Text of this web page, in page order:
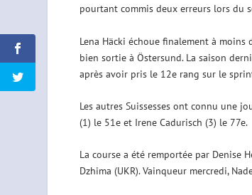
pourtant commis deux erreurs lors du
Lena Häcki échoue finalement à
bien sortie à Östersund. La saison
après avoir pris le 12e rang sur le
Les autres Suissesses ont connu une
(1) le 51e et Irene Cadurisch (3) le 77e.
La course a été remportée par Denise
Dzhima (UKR). Vainqueur mercredi,